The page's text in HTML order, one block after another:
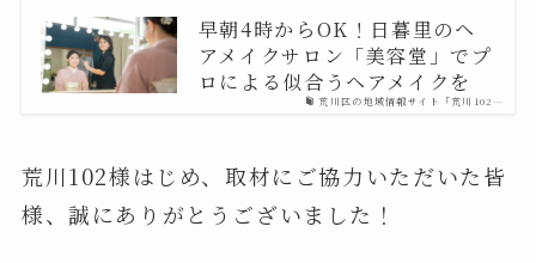
荒川区の地域情報サイト「荒川102…
早朝4時からOK！日暮里のヘ
アメイクサロン「美容堂」でプ
ロによる似合うヘアメイクを
荒川102様はじめ、取材にご協力いただいた皆
様、誠にありがとうございました！